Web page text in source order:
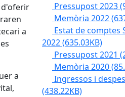
d'oferir
a
a
Pressupost 2023
Memòria 2022
Estat de comptes
2022(635.03KB)
Pressupost 2021
Memòria 2020
Ingressos i
(438.22KB)